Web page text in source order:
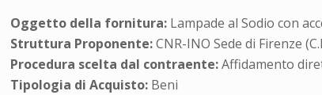
Oggetto della fornitura: Lampade al Sodio con
Struttura Proponente:CNR-INO Sede di Firenze
Procedura scelta dal contraente:Affidamento
Tipologia di Acquisto: Beni